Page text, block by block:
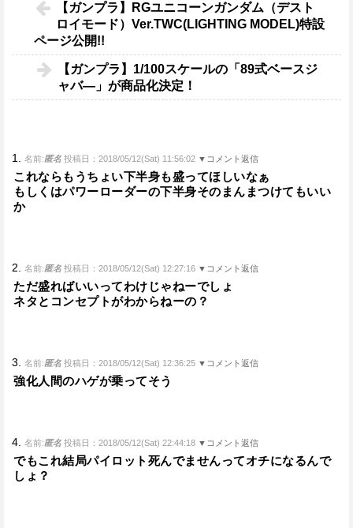
【ガンプラ】RGユニコーンガンダム（デスト
ロイモード）Ver.TWC(LIGHTING MODEL)特設
ページ公開!!
【ガンプラ】1/100スケールの「89式ベースジ
ャバ―」が商品化決定！
1. 名前:匿名 投稿日：2018/05/12(Sat) 11:56:02 ▼コメント返信
これならもうちょい下半身も盛ってほしいなぁ
もしくはパワーローダーの下半身そのまんまつけてもいい
か
2. 名前:匿名 投稿日：2018/05/12(Sat) 12:27:16 ▼コメント返信
ただ盛ればいいってわけじゃねーでしょ
ネタとコンセプトがわからねーの？
3. 名前:匿名 投稿日：2018/05/12(Sat) 12:36:25 ▼コメント返信
強化人間のハゲが乗ってそう
4. 名前:匿名 投稿日：2018/05/12(Sat) 22:44:18 ▼コメント返信
でもこれ結局パイロット死んでませんってオチになるんで
しょ？